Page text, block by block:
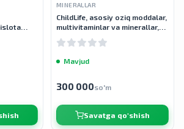
(60 ml)
MINERALLAR
ChildLife, asosiy oziq moddalar,
multivitaminlar va minerallar,
237 ml
Mavjud
300 000so'm
Savatga qo'shish